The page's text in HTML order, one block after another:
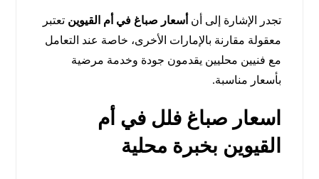
تجدر الإشارة إلى أن أسعار صباغ في أم القيوين تعتبر
معقولة مقارنة بالإمارات الأخرى، خاصة عند التعامل
مع فنيين محليين يقدمون جودة وخدمة مرضية
بأسعار مناسبة.
اسعار صباغ فلل في أم
القيوين بخبرة محلية